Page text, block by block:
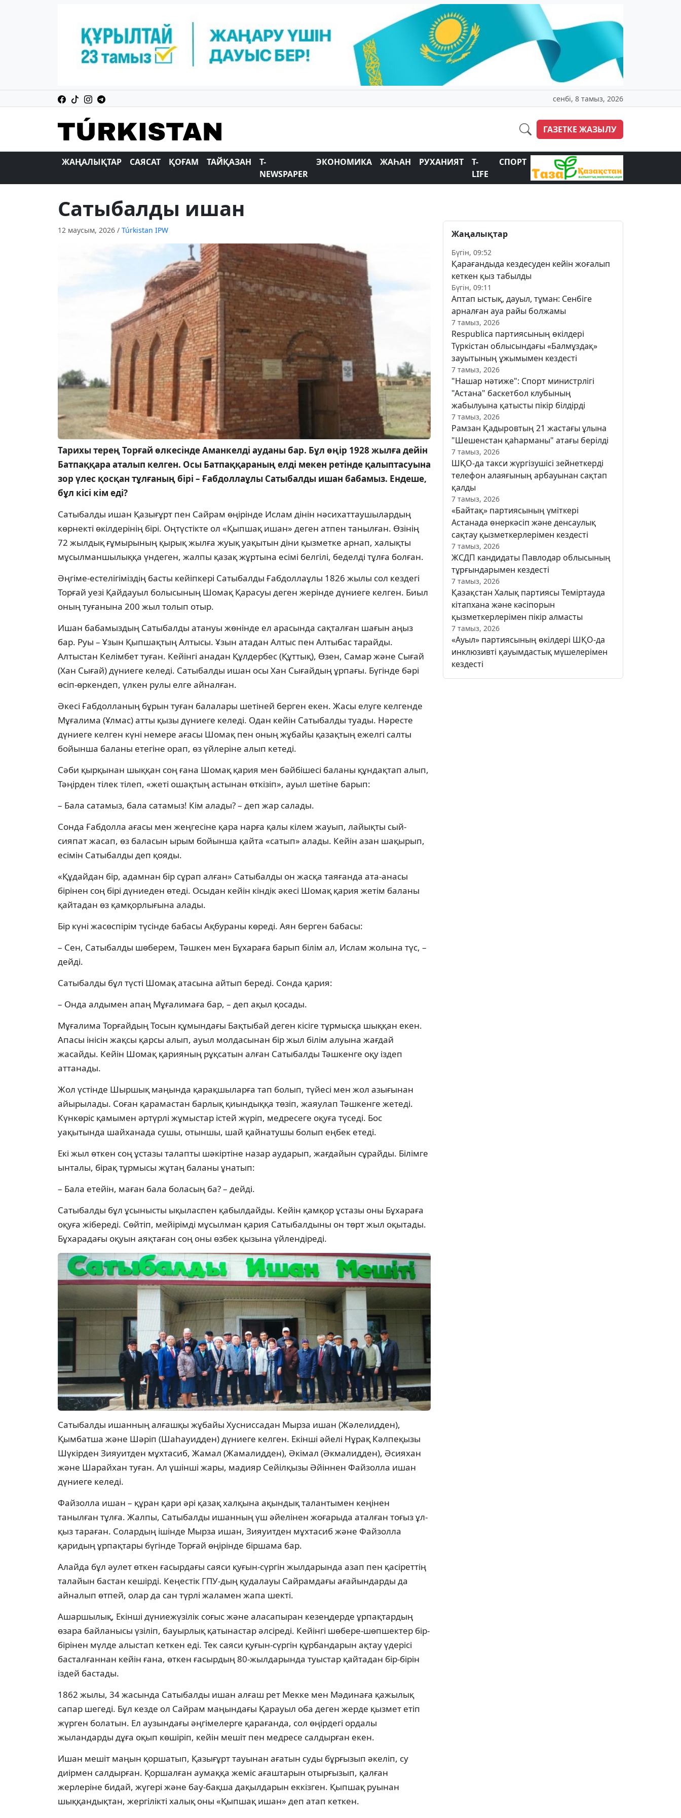
сенбі, 8 тамыз, 2026
ГАЗЕТКЕ ЖАЗЫЛУ
ЖАҢАЛЫҚТАР САЯСАТ ҚОҒАМ ТАЙҚАЗАН
T-
NEWSPAPER
ЭКОНОМИКА ЖАҺАН РУХАНИЯТ
T-
LIFE
СПОРТ
Сатыбалды ишан
12 маусым, 2026 / Túrkіstan IPW
Тарихы терең Торғай өлкесінде Аманкелді ауданы бар. Бұл өңір 1928 жылға дейін
Батпаққара аталып келген. Осы Батпаққараның елді мекен ретінде қалыптасуына
зор үлес қосқан тұлғаның бірі – Ғабдоллаұлы Сатыбалды ишан бабамыз. Ендеше,
бұл кісі кім еді?
Сатыбалды ишан Қазығұрт пен Сайрам өңірінде Ислам дінін нәсихаттаушылардың
көрнекті өкілдерінің бірі. Оңтүстікте ол «Қыпшақ ишан» деген атпен танылған. Өзінің
72 жылдық ғұмырының қырық жылға жуық уақытын діни қызметке арнап, халықты
мұсылманшылыққа үндеген, жалпы қазақ жұртына есімі белгілі, беделді тұлға болған.
Әңгіме-естелігіміздің басты кейіпкері Сатыбалды Ғабдоллаұлы 1826 жылы сол кездегі
Торғай уезі Қайдауыл болысының Шомақ Қарасуы деген жерінде дүниеге келген. Биыл
оның туғанына 200 жыл толып отыр.
Ишан бабамыздың Сатыбалды атануы жөнінде ел арасында сақталған шағын аңыз
бар. Руы – Ұзын Қыпшақтың Алтысы. Ұзын атадан Алтыс пен Алтыбас тарайды.
Алтыстан Келімбет туған. Кейінгі анадан Құлдербес (Құттық), Өзен, Самар және Сығай
(Хан Сығай) дүниеге келеді. Сатыбалды ишан осы Хан Сығайдың ұрпағы. Бүгінде бәрі
өсіп-өркендеп, үлкен рулы елге айналған.
Әкесі Ғабдолланың бұрын туған балалары шетіней берген екен. Жасы елуге келгенде
Мұғалима (Ұлмас) атты қызы дүниеге келеді. Одан кейін Сатыбалды туады. Нәресте
дүниеге келген күні немере ағасы Шомақ пен оның жұбайы қазақтың ежелгі салты
бойынша баланы етегіне орап, өз үйлеріне алып кетеді.
Сәби қырқынан шыққан соң ғана Шомақ қария мен бәйбішесі баланы құндақтап алып,
Тәңірден тілек тілеп, «жеті ошақтың астынан өткізіп», ауыл шетіне барып:
– Бала сатамыз, бала сатамыз! Кім алады? – деп жар салады.
Сонда Ғабдолла ағасы мен жеңгесіне қара нарға қалы кілем жауып, лайықты сый-
сияпат жасап, өз баласын ырым бойынша қайта «сатып» алады. Кейін азан шақырып,
есімін Сатыбалды деп қояды.
«Құдайдан бір, адамнан бір сұрап алған» Сатыбалды он жасқа таяғанда ата-анасы
бірінен соң бірі дүниеден өтеді. Осыдан кейін кіндік әкесі Шомақ қария жетім баланы
қайтадан өз қамқорлығына алады.
Бір күні жасөспірім түсінде бабасы Ақбураны көреді. Аян берген бабасы:
– Сен, Сатыбалды шөберем, Тәшкен мен Бұхараға барып білім ал, Ислам жолына түс, –
дейді.
Сатыбалды бұл түсті Шомақ атасына айтып береді. Сонда қария:
– Онда алдымен апаң Мұғалимаға бар, – деп ақыл қосады.
Мұғалима Торғайдың Тосын құмындағы Бақтыбай деген кісіге тұрмысқа шыққан екен.
Апасы інісін жақсы қарсы алып, ауыл молдасынан бір жыл білім алуына жағдай
жасайды. Кейін Шомақ қарияның рұқсатын алған Сатыбалды Тәшкенге оқу іздеп
аттанады.
Жол үстінде Шыршық маңында қарақшыларға тап болып, түйесі мен жол азығынан
айырылады. Соған қарамастан барлық қиындыққа төзіп, жаяулап Тәшкенге жетеді.
Күнкөріс қамымен әртүрлі жұмыстар істей жүріп, медресеге оқуға түседі. Бос
уақытында шайханада сушы, отыншы, шай қайнатушы болып еңбек етеді.
Екі жыл өткен соң ұстазы талапты шәкіртіне назар аударып, жағдайын сұрайды. Білімге
ынталы, бірақ тұрмысы жұтаң баланы ұнатып:
– Бала етейін, маған бала боласың ба? – дейді.
Сатыбалды бұл ұсынысты ықыласпен қабылдайды. Кейін қамқор ұстазы оны Бұхараға
оқуға жібереді. Сөйтіп, мейірімді мұсылман қария Сатыбалдыны он төрт жыл оқытады.
Бұхарадағы оқуын аяқтаған соң оны өзбек қызына үйлендіреді.
Сатыбалды ишанның алғашқы жұбайы Хусниссадан Мырза ишан (Жәлелидден),
Қымбатша және Шәріп (Шаһауидден) дүниеге келген. Екінші әйелі Нұрақ Кәлпеқызы
Шүкірден Зияуитден мұхтасиб, Жамал (Жамалидден), Әкімал (Әкмалидден), Әсияхан
және Шарайхан туған. Ал үшінші жары, мадияр Сейілқызы Әйіннен Файзолла ишан
дүниеге келеді.
Файзолла ишан – құран қари әрі қазақ халқына ақындық талантымен кеңінен
танылған тұлға. Жалпы, Сатыбалды ишанның үш әйелінен жоғарыда аталған тоғыз ұл-
қыз тараған. Солардың ішінде Мырза ишан, Зияуитден мұхтасиб және Файзолла
қаридың ұрпақтары бүгінде Торғай өңірінде біршама бар.
Алайда бұл әулет өткен ғасырдағы саяси қуғын-сүргін жылдарында азап пен қасіреттің
талайын бастан кешірді. Кеңестік ГПУ-дың қудалауы Сайрамдағы ағайындарды да
айналып өтпей, олар да сан түрлі жаламен жапа шекті.
Ашаршылық, Екінші дүниежүзілік соғыс және аласапыран кезеңдерде ұрпақтардың
өзара байланысы үзіліп, бауырлық қатынастар әлсіреді. Кейінгі шөбере-шөпшектер бір-
бірінен мүлде алыстап кеткен еді. Тек саяси қуғын-сүргін құрбандарын ақтау үдерісі
басталғаннан кейін ғана, өткен ғасырдың 80-жылдарында туыстар қайтадан бір-бірін
іздей бастады.
1862 жылы, 34 жасында Сатыбалды ишан алғаш рет Мекке мен Мәдинаға қажылық
сапар шегеді. Бұл кезде ол Сайрам маңындағы Қарауыл оба деген жерде қызмет етіп
жүрген болатын. Ел аузындағы әңгімелерге қарағанда, сол өңірдегі ордалы
жыландарды дұға оқып көшіріп, кейін мешіт пен медресе салдырған екен.
Ишан мешіт маңын қоршатып, Қазығұрт тауынан ағатын суды бұрғызып әкеліп, су
диірмен салдырған. Қоршалған аумаққа жеміс ағаштарын отырғызып, қалған
жерлеріне бидай, жүгері және бау-бақша дақылдарын еккізген. Қыпшақ руынан
шыққандықтан, жергілікті халық оны «Қыпшақ ишан» деп атап кеткен.
Жаңалықтар
Бүгін, 09:52
Қарағандыда кездесуден кейін жоғалып
кеткен қыз табылды
Бүгін, 09:11
Аптап ыстық, дауыл, тұман: Сенбіге
арналған ауа райы болжамы
7 тамыз, 2026
Respublica партиясының өкілдері
Түркістан облысындағы «Балмұздақ»
зауытының ұжымымен кездесті
7 тамыз, 2026
"Нашар нәтиже": Спорт министрлігі
"Астана" баскетбол клубының
жабылуына қатысты пікір білдірді
7 тамыз, 2026
Рамзан Қадыровтың 21 жастағы ұлына
"Шешенстан қаһарманы" атағы берілді
7 тамыз, 2026
ШҚО-да такси жүргізушісі зейнеткерді
телефон алаяғының арбауынан сақтап
қалды
7 тамыз, 2026
«Байтақ» партиясының үміткері
Астанада өнеркәсіп және денсаулық
сақтау қызметкерлерімен кездесті
7 тамыз, 2026
ЖСДП кандидаты Павлодар облысының
тұрғындарымен кездесті
7 тамыз, 2026
Қазақстан Халық партиясы Теміртауда
кітапхана және кәсіпорын
қызметкерлерімен пікір алмасты
7 тамыз, 2026
«Ауыл» партиясының өкілдері ШҚО-да
инклюзивті қауымдастық мүшелерімен
кездесті